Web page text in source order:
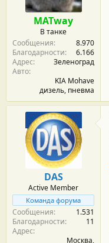
MATway
В танке
Сообщения
8.970
Благодарности
6.166
Адрес
Зеленоград
Авто
KIA Mohave
дизель, пневма
DAS
Active Member
Команда форума
Сообщения
1.531
Благодарности
11
Адрес
Москва,